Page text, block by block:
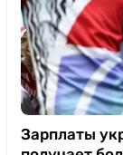
Зарплаты